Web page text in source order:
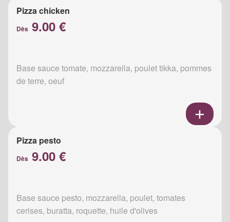
Pizza chicken
Dès 9.00 €
Base sauce tomate, mozzarella, poulet tikka, pommes
de terre, oeuf
Pizza pesto
Dès 9.00 €
Base sauce pesto, mozzarella, poulet, tomates
cerises, buratta, roquette, huile d'olives